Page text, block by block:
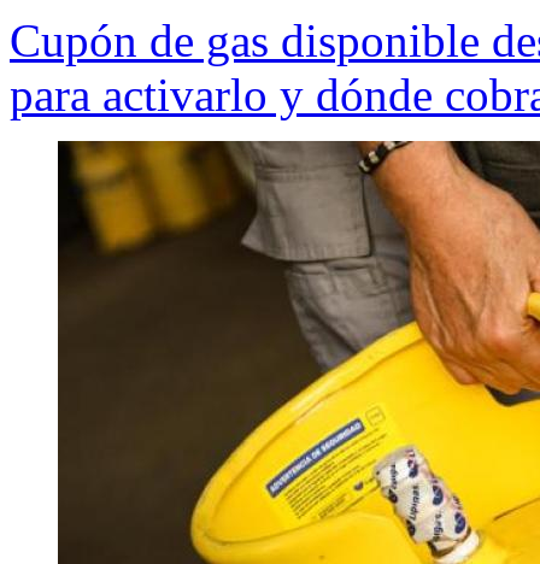
Cupón de gas disponible
para activarlo y dónde